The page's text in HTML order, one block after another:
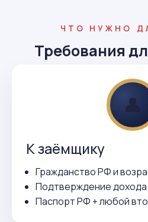
ЧТО НУЖНО
Требования
👤
К заёмщику
Гражданство РФ и
Подтверждение дохода
Паспорт РФ + любой